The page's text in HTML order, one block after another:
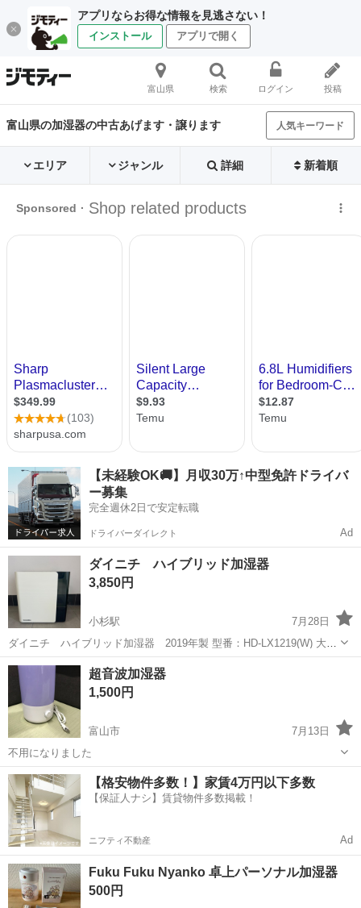
アプリならお得な情報を見逃さない！
インストール アプリで開く
富山県 検索 ログイン 投稿
富山県の加湿器の中古あげます・譲ります 人気キーワード
エリア ジャンル 詳細 新着順
【未経験OK🚚】月収30万↑中型免許ドライバ
ー募集
完全週休2日で安定転職
ドライバーダイレクト Ad
ダイニチ ハイブリッド加湿器
3,850円
小杉駅
7月28日
ダイニチ ハイブリッド加湿器 2019年製 型番：HD-LX1219(W) 大き
さ：W39、D24.5、H40.5 状態：裏面、横面に少し黄ばみあり 稼働確
認済み ご覧いただき誠にありがとうございます。 ...
富山 射水市 小杉駅 季節、空調家電
超音波加湿器
1,500円
富山市
7月13日
不用になりました
富山 富山市 季節、空調家電
【格安物件多数！】家賃4万円以下多数
【保証人ナシ】賃貸物件多数掲載！
ニフティ不動産 Ad
Fuku Fuku Nyanko 卓上パーソナル加湿器
500円